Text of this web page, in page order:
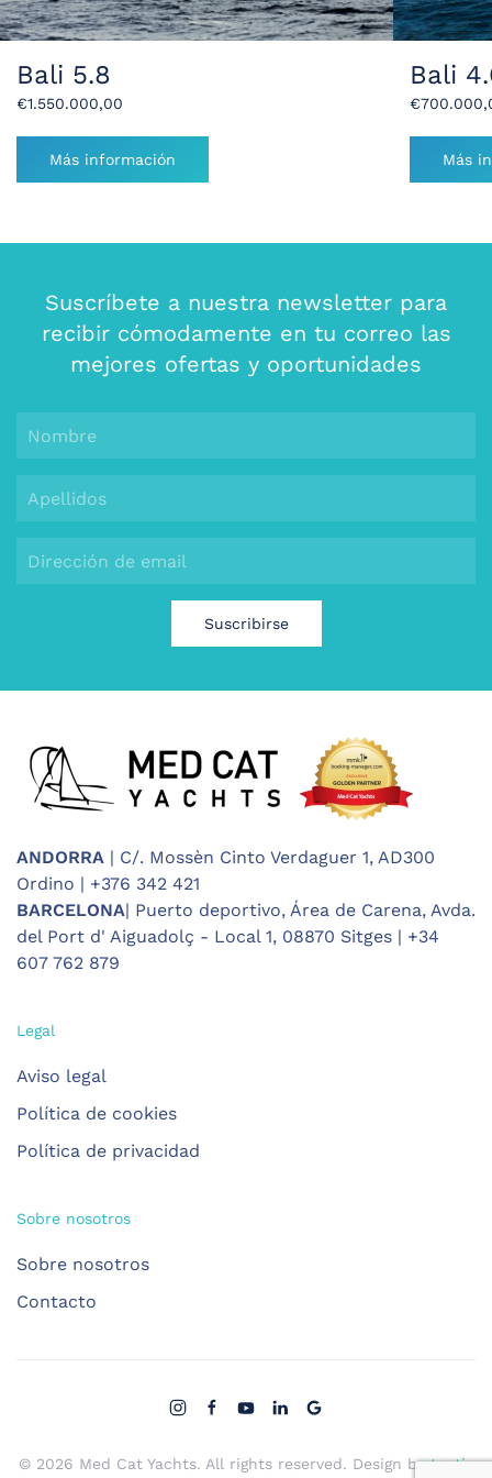
Bali 5.8
€1.550.000,00
Más información
Bali
€
Más
Suscríbete a nuestra newsletter para
recibir cómodamente en tu correo las
mejores ofertas y oportunidades
Suscribirse
ANDORRA | C/. Mossèn Cinto Verdaguer 1, AD300
Ordino | +376 342 421
BARCELONA| Puerto deportivo, Área de Carena, Avda.
del Port d' Aiguadolç - Local 1, 08870 Sitges | +34
607 762 879
Legal
Aviso legal
Política de cookies
Política de privacidad
Sobre nosotros
Sobre nosotros
Contacto
© 2026 Med Cat Yachts. All rights reserved. Design bytactic